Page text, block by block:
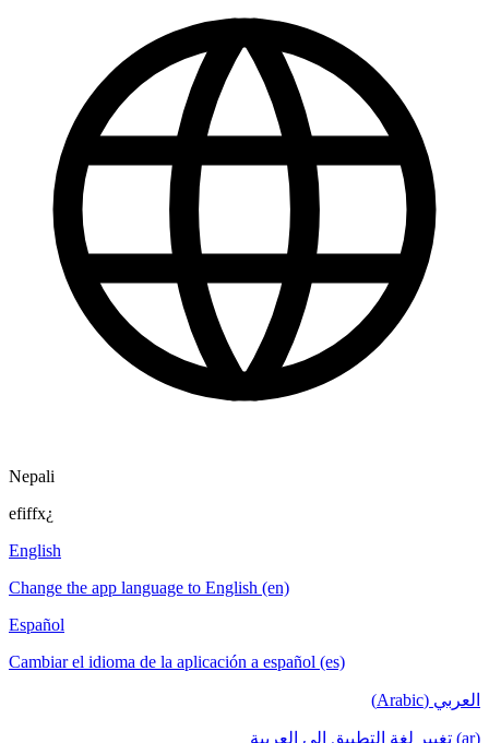
Nepali
efiffx¿
English
Change the app language to English (en)
Español
Cambiar el idioma de la aplicación a español (es)
العربي (Arabic)
(ar) تغيير لغة التطبيق إلى العربية